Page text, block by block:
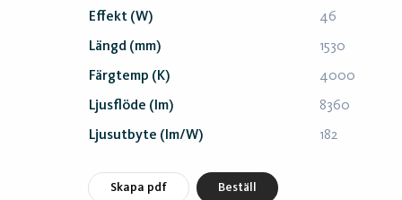
Effekt (W) 46
Längd (mm) 1530
Färgtemp (K) 4000
Ljusflöde (lm) 8360
Ljusutbyte (lm/W) 182
Skapa pdf Beställ